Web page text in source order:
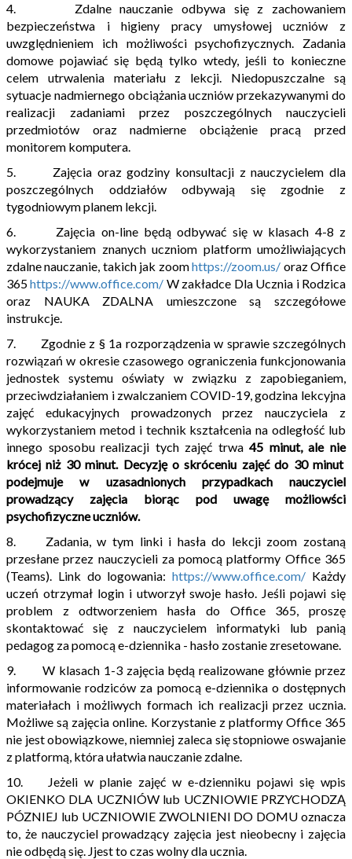
4. Zdalne nauczanie odbywa się z zachowaniem
bezpieczeństwa i higieny pracy umysłowej uczniów z
uwzględnieniem ich możliwości psychofizycznych. Zadania
domowe pojawiać się będą tylko wtedy, jeśli to konieczne
celem utrwalenia materiału z lekcji. Niedopuszczalne są
sytuacje nadmiernego obciążania uczniów przekazywanymi do
realizacji zadaniami przez poszczególnych nauczycieli
przedmiotów oraz nadmierne obciążenie pracą przed
monitorem komputera.
5. Zajęcia oraz godziny konsultacji z nauczycielem dla
poszczególnych oddziałów odbywają się zgodnie z
tygodniowym planem lekcji.
6. Zajęcia on-line będą odbywać się w klasach 4-8 z
wykorzystaniem znanych uczniom platform umożliwiających
zdalne nauczanie, takich jak zoomhttps://zoom.us/ oraz Office
365https://www.office.com/ W zakładce Dla Ucznia i Rodzica
oraz NAUKA ZDALNA umieszczone są szczegółowe
instrukcje.
7. Zgodnie z § 1a rozporządzenia w sprawie szczególnych
rozwiązań w okresie czasowego ograniczenia funkcjonowania
jednostek systemu oświaty w związku z zapobieganiem,
przeciwdziałaniem i zwalczaniem COVID-19, godzina lekcyjna
zajęć edukacyjnych prowadzonych przez nauczyciela z
wykorzystaniem metod i technik kształcenia na odległość lub
innego sposobu realizacji tych zajęć trwa45 minut, ale nie
krócej niż 30 minut. Decyzję o skróceniu zajęć do 30 minut
podejmuje w uzasadnionych przypadkach nauczyciel
prowadzący zajęcia biorąc pod uwagę możliowści
psychofizyczne uczniów.
8. Zadania, w tym linki i hasła do lekcji zoom zostaną
przesłane przez nauczycieli za pomocą platformy Office 365
(Teams). Link do logowania:https://www.office.com/ Każdy
uczeń otrzymał login i utworzył swoje hasło. Jeśli pojawi się
problem z odtworzeniem hasła do Office 365, proszę
skontaktować się z nauczycielem informatyki lub panią
pedagog za pomocą e-dziennika - hasło zostanie zresetowane.
9. W klasach 1-3 zajęcia będą realizowane głównie przez
informowanie rodziców za pomocą e-dziennika o dostępnych
materiałach i możliwych formach ich realizacji przez ucznia.
Możliwe są zajęcia online. Korzystanie z platformy Office 365
nie jest obowiązkowe, niemniej zaleca się stopniowe oswajanie
z platformą, która ułatwia nauczanie zdalne.
10. Jeżeli w planie zajęć w e-dzienniku pojawi się wpis
OKIENKO DLA UCZNIÓW lub UCZNIOWIE PRZYCHODZĄ
PÓZNIEJ lub UCZNIOWIE ZWOLNIENI DO DOMU oznacza
to, że nauczyciel prowadzący zajęcia jest nieobecny i zajęcia
nie odbędą się. Jjest to czas wolny dla ucznia.